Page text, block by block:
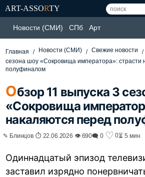
ART-ASSORTY
Новости (СМИ) СПб Арт
Главная Новости (СМИ) Свежие новости
сезона шоу «Сокровища императора»: страсти
полуфиналом
Обзор 11 выпуска 3
«Сокровища
накаляются перед
✎ Блинцов ⏱ 22.06.2026 👁 690🗨 0 ♡ 0⏳ 5 мин
Одиннадцатый эпизод
заставил изрядно